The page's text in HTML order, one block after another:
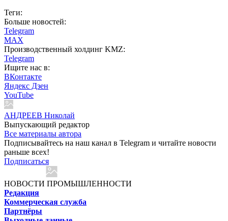
Теги:
Больше новостей:
Telegram
MAX
Производственный холдинг KMZ:
Telegram
Ищите нас в:
ВКонтакте
Яндекс Дзен
YouTube
АНДРЕЕВ Николай
Выпускающий редактор
Все материалы автора
Подписывайтесь на наш канал в Telegram и читайте новости
раньше всех!
Подписаться
НОВОСТИ ПРОМЫШЛЕННОСТИ
Редакция
Коммерческая служба
Партнёры